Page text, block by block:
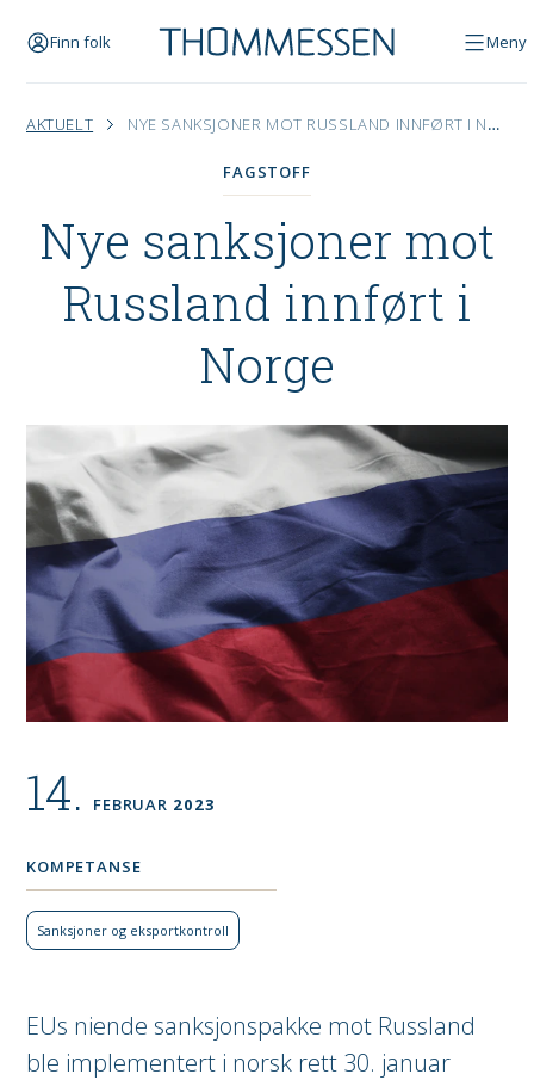
Finn folk Meny
AKTUELT NYE SANKSJONER MOT RUSSLAND INNFØRT I NORGE
FAGSTOFF
Nye sanksjoner mot
Russland innført i
Norge
14. FEBRUAR 2023
KOMPETANSE
Sank­sjoner og eksport­kontroll
EUs niende sanksjonspakke mot Russland
ble implementert i norsk rett 30. januar